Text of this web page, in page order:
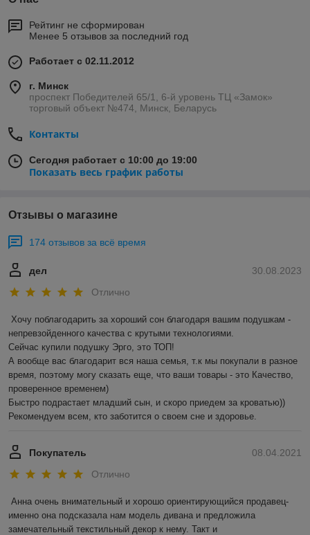
Рейтинг не сформирован
Менее 5 отзывов за последний год
Работает с 02.11.2012
г. Минск
проспект Победителей 65/1, 6-й уровень ТЦ «Замок»
торговый объект №474, Минск, Беларусь
Контакты
Сегодня работает с 10:00 до 19:00
Показать весь график работы
Отзывы о магазине
174 отзывов за всё время
30.08.2023
дел
Отлично
Хочу поблагодарить за хороший сон благодаря вашим подушкам -
непревзойденного качества с крутыми технологиями.
Сейчас купили подушку Эрго, это ТОП!
А вообще вас благодарит вся наша семья, т.к мы покупали в разное
время, поэтому могу сказать еще, что ваши товары - это Качество,
проверенное временем)
Быстро подрастает младший сын, и скоро приедем за кроватью))
Рекомендуем всем, кто заботится о своем сне и здоровье.
08.04.2021
Покупатель
Отлично
Анна очень внимательный и хорошо ориентирующийся продавец-
именно она подсказала нам модель дивана и предложила
замечательный текстильный декор к нему. Такт и